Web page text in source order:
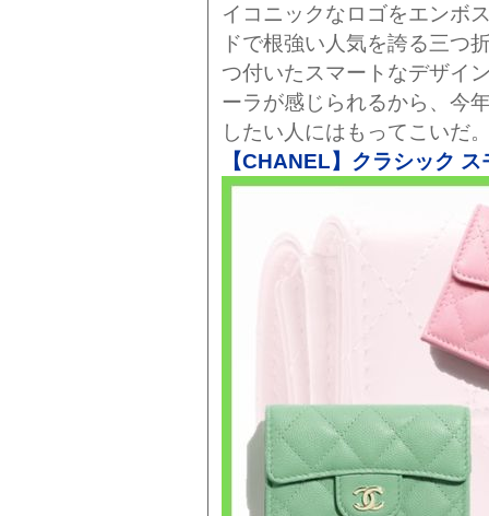
イコニックなロゴをエンボ
ドで根強い人気を誇る三つ
つ付いたスマートなデザイ
ーラが感じられるから、今
したい人にはもってこいだ
【CHANEL】クラシック